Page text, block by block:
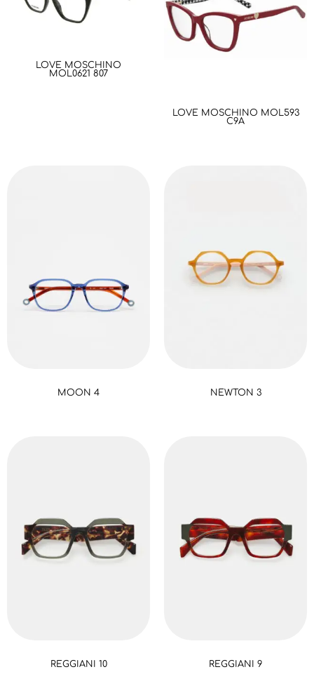
LOVE MOSCHINO
MOL0621 807
LOVE MOSCHINO MOL593
C9A
MOON 4 NEWTON 3
REGGIANI 10 REGGIANI 9